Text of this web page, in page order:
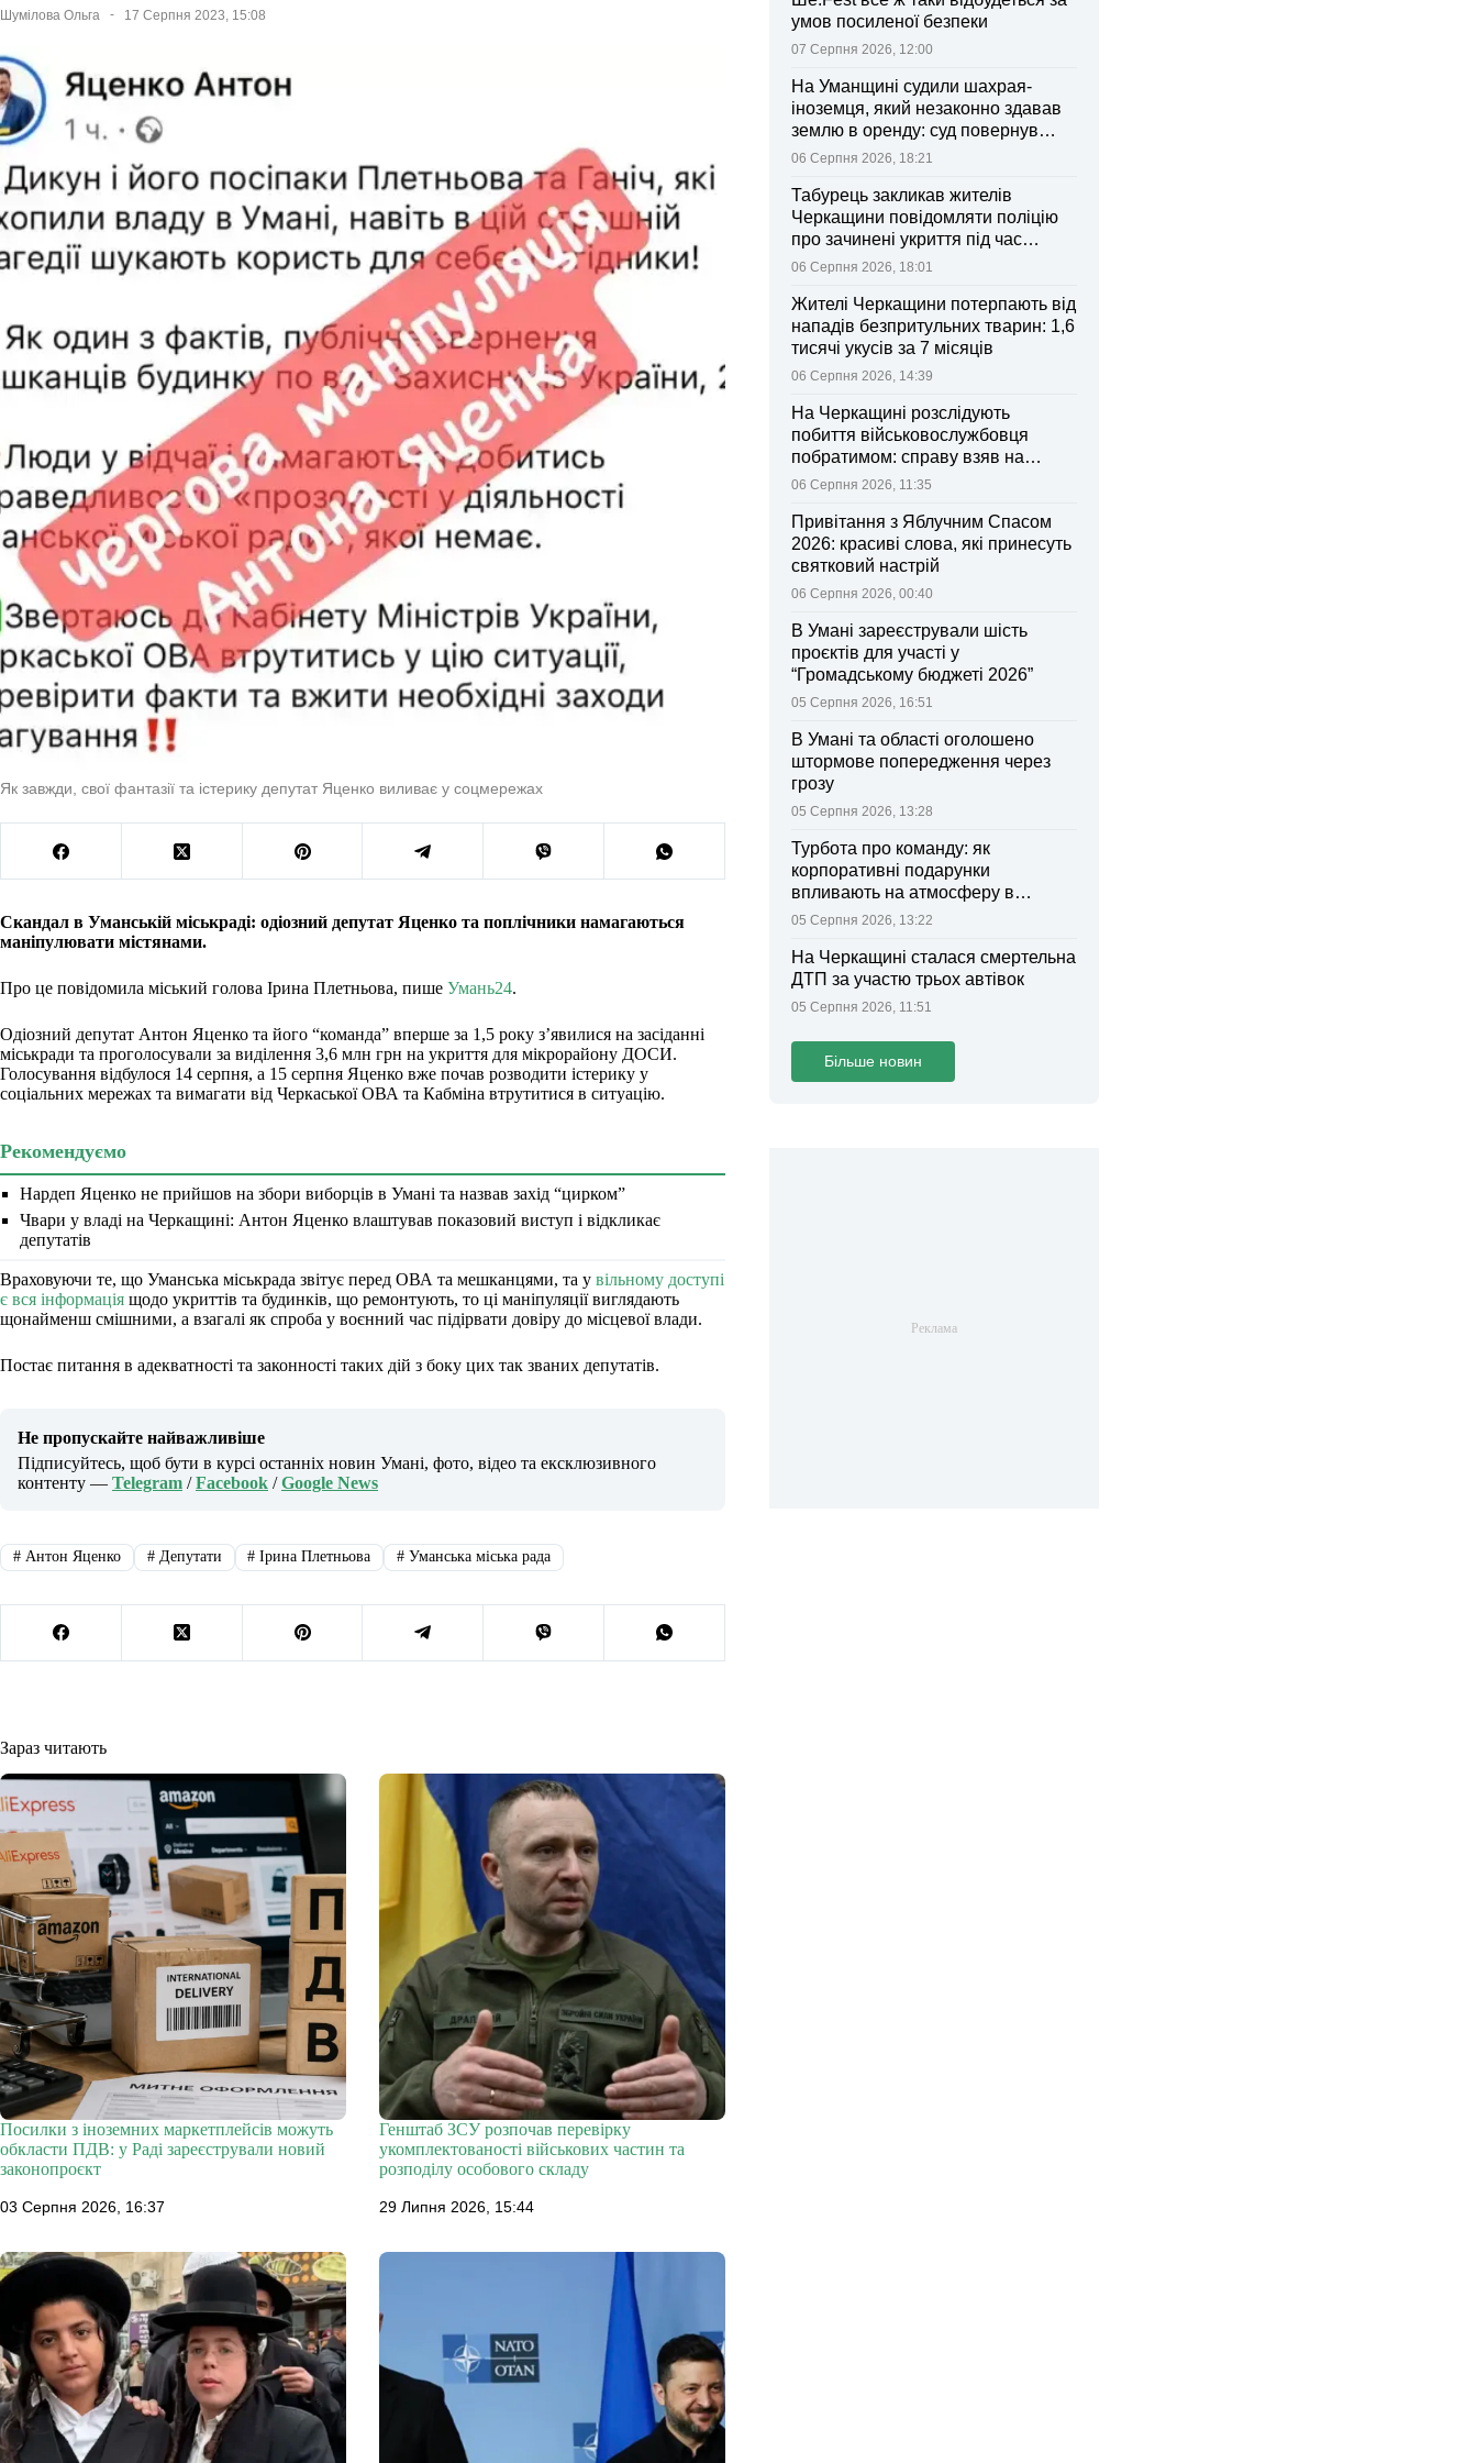
Шумілова Ольга 17 Серпня 2023, 15:08
Як завжди, свої фантазії та істерику депутат Яценко виливає у соцмережах
Скандал в Уманській міськраді: одіозний депутат Яценко та поплічники намагаються
маніпулювати містянами.
Про це повідомила міський голова Ірина Плетньова, пише Умань24.
Одіозний депутат Антон Яценко та його “команда” вперше за 1,5 року з’явилися на засіданні
міськради та проголосували за виділення 3,6 млн грн на укриття для мікрорайону ДОСИ.
Голосування відбулося 14 серпня, а 15 серпня Яценко вже почав розводити істерику у
соціальних мережах та вимагати від Черкаської ОВА та Кабміна втрутитися в ситуацію.
Рекомендуємо
Нардеп Яценко не прийшов на збори виборців в Умані та назвав захід “цирком”
Чвари у владі на Черкащині: Антон Яценко влаштував показовий виступ і відкликає
депутатів
Враховуючи те, що Уманська міськрада звітує перед ОВА та мешканцями, та у вільному доступі
є вся інформація щодо укриттів та будинків, що ремонтують, то ці маніпуляції виглядають
щонайменш смішними, а взагалі як спроба у воєнний час підірвати довіру до місцевої влади.
Постає питання в адекватності та законності таких дій з боку цих так званих депутатів.
Не пропускайте найважливіше
Підписуйтесь, щоб бути в курсі останніх новин Умані, фото, відео та ексклюзивного
контенту — Telegram /Facebook /Google News
#Антон Яценко #Депутати # Ірина Плетньова # Уманська міська рада
Зараз читають
Посилки з іноземних маркетплейсів можуть
обкласти ПДВ: у Раді зареєстрували новий
законопроєкт
03 Серпня 2026, 16:37
Генштаб ЗСУ розпочав перевірку
укомплектованості військових частин та
розподілу особового складу
29 Липня 2026, 15:44
умов посиленої безпеки
07 Серпня 2026, 12:00
На Уманщині судили шахрая-
іноземця, який незаконно здавав
землю в оренду: суд повернув
ділянки громаді
06 Серпня 2026, 18:21
Табурець закликав жителів
Черкащини повідомляти поліцію
про зачинені укриття під час
тривоги
06 Серпня 2026, 18:01
Жителі Черкащини потерпають від
нападів безпритульних тварин: 1,6
тисячі укусів за 7 місяців
06 Серпня 2026, 14:39
На Черкащині розслідують
побиття військовослужбовця
побратимом: справу взяв на
контроль Лубінець
06 Серпня 2026, 11:35
Привітання з Яблучним Спасом
2026: красиві слова, які принесуть
святковий настрій
06 Серпня 2026, 00:40
В Умані зареєстрували шість
проєктів для участі у
“Громадському бюджеті 2026”
05 Серпня 2026, 16:51
В Умані та області оголошено
штормове попередження через
грозу
05 Серпня 2026, 13:28
Турбота про команду: як
корпоративні подарунки
впливають на атмосферу в
колективі
05 Серпня 2026, 13:22
На Черкащині сталася смертельна
ДТП за участю трьох автівок
05 Серпня 2026, 11:51
Більше новин